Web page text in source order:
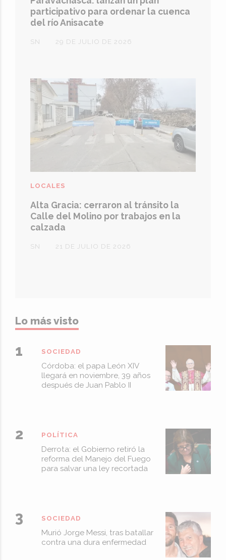
participativo para ordenar la cuenca
del río Anisacate
SN 29 DE JULIO DE 2026
Alta Gracia: cerraron al tránsito la
Calle del Molino por trabajos en la
calzada
SN
LOCALES
21 DE JULIO DE 2026
Lo más visto
Córdoba: el papa León XIV
llegará en noviembre, 39 años
después de Juan Pablo II
SOCIEDAD
Derrota: el Gobierno retiró la
reforma del Manejo del Fuego
para salvar una ley recortada
POLÍTICA
Murió Jorge Messi, tras batallar
contra una dura enfermedad
SOCIEDAD